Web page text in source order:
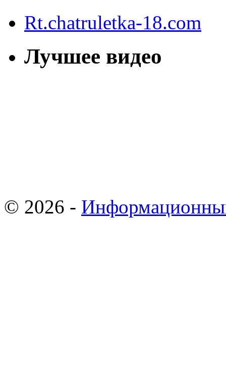
Rt.chatruletka-18.com
Лучшее видео
© 2026 -